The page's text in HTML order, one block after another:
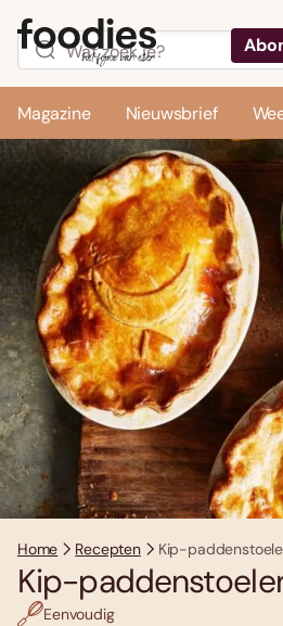
Magazine Nieuwsbrief
Home Recepten Kip-
Kip-
Eenvoudig